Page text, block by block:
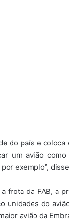
do país e
um avião
exemplo”,
frota da FAB, a
unidades do
avião da